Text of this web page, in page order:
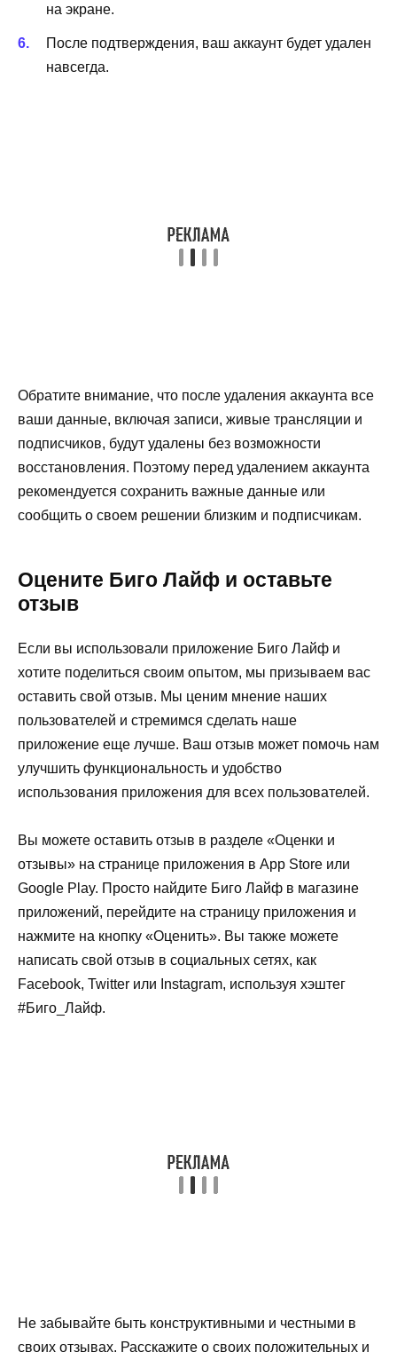
на экране.
После подтверждения, ваш аккаунт будет удален
навсегда.
Обратите внимание, что после удаления аккаунта все
ваши данные, включая записи, живые трансляции и
подписчиков, будут удалены без возможности
восстановления. Поэтому перед удалением аккаунта
рекомендуется сохранить важные данные или
сообщить о своем решении близким и подписчикам.
Оцените Биго Лайф и оставьте
отзыв
Если вы использовали приложение Биго Лайф и
хотите поделиться своим опытом, мы призываем вас
оставить свой отзыв. Мы ценим мнение наших
пользователей и стремимся сделать наше
приложение еще лучше. Ваш отзыв может помочь нам
улучшить функциональность и удобство
использования приложения для всех пользователей.
Вы можете оставить отзыв в разделе «Оценки и
отзывы» на странице приложения в App Store или
Google Play. Просто найдите Биго Лайф в магазине
приложений, перейдите на страницу приложения и
нажмите на кнопку «Оценить». Вы также можете
написать свой отзыв в социальных сетях, как
Facebook, Twitter или Instagram, используя хэштег
#Биго_Лайф.
Не забывайте быть конструктивными и честными в
своих отзывах. Расскажите о своих положительных и